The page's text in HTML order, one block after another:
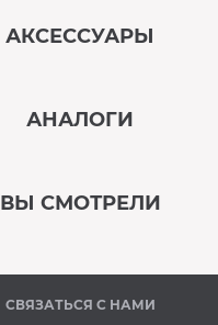
АКСЕССУАРЫ
АНАЛОГИ
ВЫ СМОТРЕЛИ
В наличии
СВЯЗАТЬСЯ С НАМИ